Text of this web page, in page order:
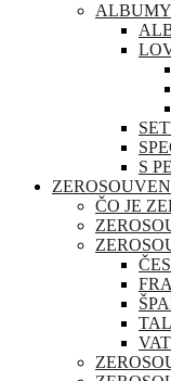
ALBUMY
S
ČO JE